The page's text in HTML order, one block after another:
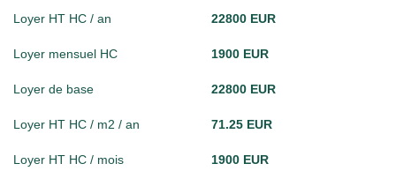
Loyer HT HC / an 22800 EUR
Loyer mensuel HC 1900 EUR
Loyer de base 22800 EUR
Loyer HT HC / m2 / an 71.25 EUR
Loyer HT HC / mois 1900 EUR